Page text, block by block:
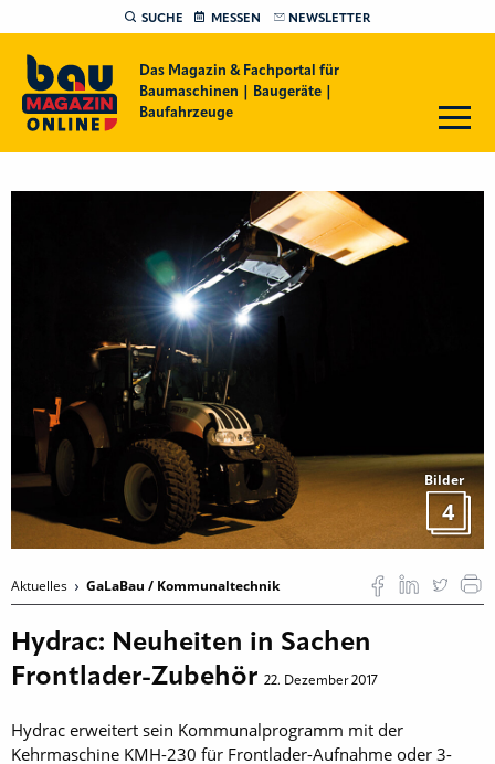
SUCHE MESSEN NEWSLETTER
Das Magazin & Fachportal für
Baumaschinen | Baugeräte |
Baufahrzeuge
Bilder
4
Aktuelles GaLaBau / Kommunaltechnik
Hydrac: Neuheiten in Sachen
Frontlader-Zubehör 22. Dezember 2017
Hydrac erweitert sein Kommunalprogramm mit der
Kehrmaschine KMH-230 für Frontlader-Aufnahme oder 3-